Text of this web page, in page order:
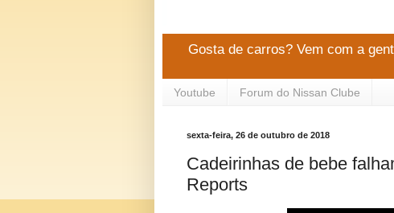
Gosta de carros? Vem com a
Youtube Forum do Nissan Clube
sexta-feira, 26 de outubro de 2018
Cadeirinhas de bebe
Reports